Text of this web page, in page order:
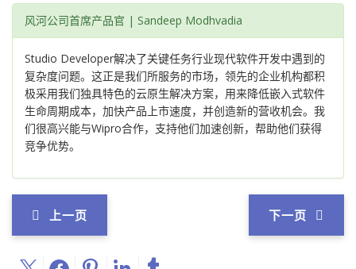
风河公司首席产品官 | Sandeep Modhvadia
Studio Developer解决了关键任务行业现代软件开发中遇到的
复杂度问题。这正是我们所服务的市场，领先的企业机构都积
极采用我们独具特色的云原生解决方案，用来降低嵌入式软件
生命周期成本，加快产品上市速度，并创造新的营收机会。我
们很高兴能与Wipro合作，支持他们加速创新，帮助他们获得
竞争优势。
上一页 下一页